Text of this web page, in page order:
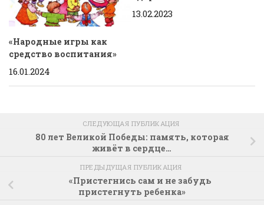
«Народные игры как
средство воспитания»
16.01.2024
13.02.2023
СЛЕДУЮЩАЯ ПУБЛИКАЦИЯ
80 лет Великой Победы: память, которая
живёт в сердце…
ПРЕДЫДУЩАЯ ПУБЛИКАЦИЯ
«Пристегнись сам и не забудь
пристегнуть ребенка»